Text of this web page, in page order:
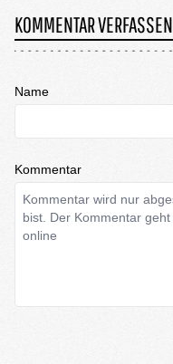
KOMMENTAR VERFASSEN
Name
Kommentar